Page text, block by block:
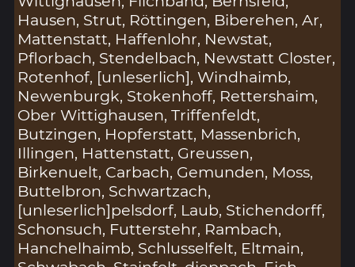
Hausen, Strut, Röttingen, Biberehen, Ar,
Mattenstatt, Haffenlohr, Newstat,
Pflorbach, Stendelbach, Newstatt Closter,
Rotenhof, [unleserlich], Windhaimb,
Newenburgk, Stokenhoff, Rettershaim,
Ober Wittighausen, Triffenfeldt,
Butzingen, Hopferstatt, Massenbrich,
Illingen, Hattenstatt, Greussen,
Birkenuelt, Carbach, Gemunden, Moss,
Buttelbron, Schwartzach,
[unleserlich]pelsdorf, Laub, Stichendorff,
Schonsuch, Futterstehr, Rambach,
Hanchelhaimb, Schlusselfelt, Eltmain,